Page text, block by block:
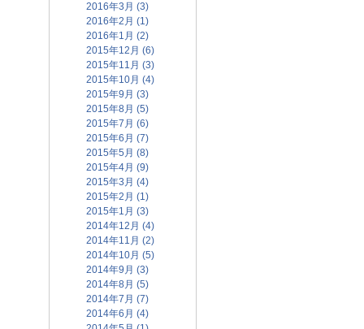
2016年3月 (3)
2016年2月 (1)
2016年1月 (2)
2015年12月 (6)
2015年11月 (3)
2015年10月 (4)
2015年9月 (3)
2015年8月 (5)
2015年7月 (6)
2015年6月 (7)
2015年5月 (8)
2015年4月 (9)
2015年3月 (4)
2015年2月 (1)
2015年1月 (3)
2014年12月 (4)
2014年11月 (2)
2014年10月 (5)
2014年9月 (3)
2014年8月 (5)
2014年7月 (7)
2014年6月 (4)